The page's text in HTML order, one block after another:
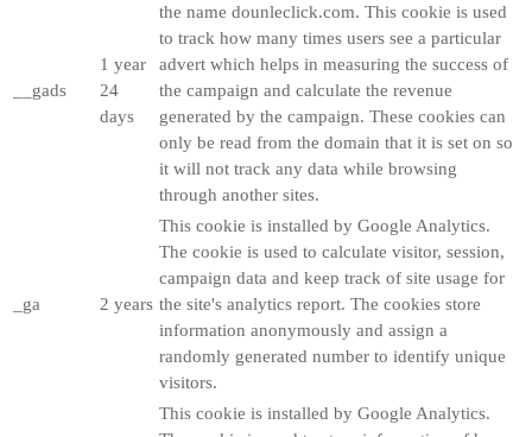
__gads
1 year
24
days
the name dounleclick.com. This cookie is used
to track how many times users see a particular
advert which helps in measuring the success of
the campaign and calculate the revenue
generated by the campaign. These cookies can
only be read from the domain that it is set on so
it will not track any data while browsing
through another sites.
_ga 2 years
This cookie is installed by Google Analytics.
The cookie is used to calculate visitor, session,
campaign data and keep track of site usage for
the site's analytics report. The cookies store
information anonymously and assign a
randomly generated number to identify unique
visitors.
This cookie is installed by Google Analytics.